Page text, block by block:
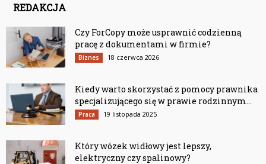
REDAKCJA
Czy ForCopy może usprawnić codzienną
pracę z dokumentami w firmie?
Biznes 18 czerwca 2026
Kiedy warto skorzystać z pomocy prawnika
specjalizującego się w prawie rodzinnym...
Praca 19 listopada 2025
Który wózek widłowy jest lepszy,
elektryczny czy spalinowy?